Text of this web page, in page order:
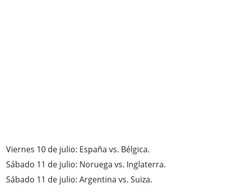
Viernes 10 de julio: España vs. Bélgica.
Sábado 11 de julio: Noruega vs. Inglaterra.
Sábado 11 de julio: Argentina vs. Suiza.